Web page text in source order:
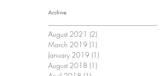
Archive
August 2021 (2)
March 2019 (1)
January 2019 (1)
August 2018 (1)